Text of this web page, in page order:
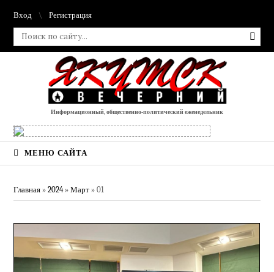
Вход Регистрация
Информационный, общественно-политический еженедельник
МЕНЮ САЙТА
Главная »2024 » Март » 01